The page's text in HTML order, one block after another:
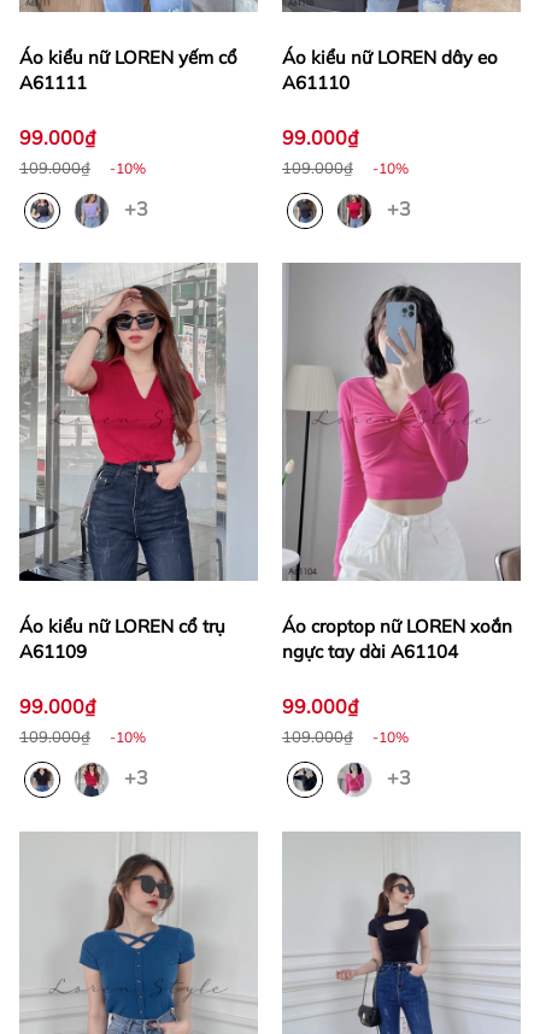
Áo kiểu nữ LOREN yếm cổ
A61111
99.000₫
109.000₫ -10%
+3
Áo kiểu nữ LOREN dây eo
A61110
99.000₫
109.000₫ -10%
+3
Áo kiểu nữ LOREN cổ trụ
A61109
99.000₫
109.000₫ -10%
+3
Áo croptop nữ LOREN xoắn
ngực tay dài A61104
99.000₫
109.000₫ -10%
+3